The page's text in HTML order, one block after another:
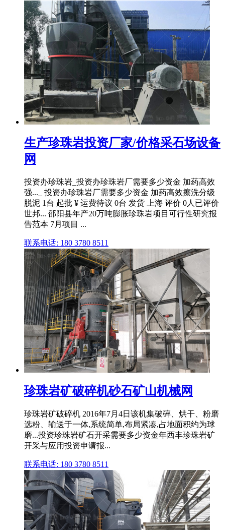
生产珍珠岩投资厂家/价格采石场设备
网
投资办珍珠岩_投资办珍珠岩厂需要多少资金 加药高效
强..._ 投资办珍珠岩厂需要多少资金 加药高效擦洗分级
脱泥 1台 起批 ¥ 运费待议 0台 发货 上海 评价 0人已评价
世邦... 邵阳县年产20万吨膨胀珍珠岩项目可行性研究报
告范本 7月项目 ...
联系电话: 180 3780 8511
珍珠岩矿破碎机砂石矿山机械网
珍珠岩矿破碎机 2016年7月4日该机集破碎、烘干、粉磨
选粉、输送于一体,系统简单,布局紧凑,占地面积约为球
磨...投资珍珠岩矿石开采需要多少资金年西丰珍珠岩矿
开采与应用投资申请报...
联系电话: 180 3780 8511